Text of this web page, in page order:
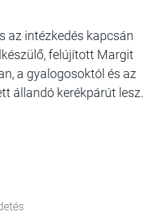
az intézkedés kapcsán
felújított Margit
a gyalogosoktól és az
állandó kerékpárút lesz.